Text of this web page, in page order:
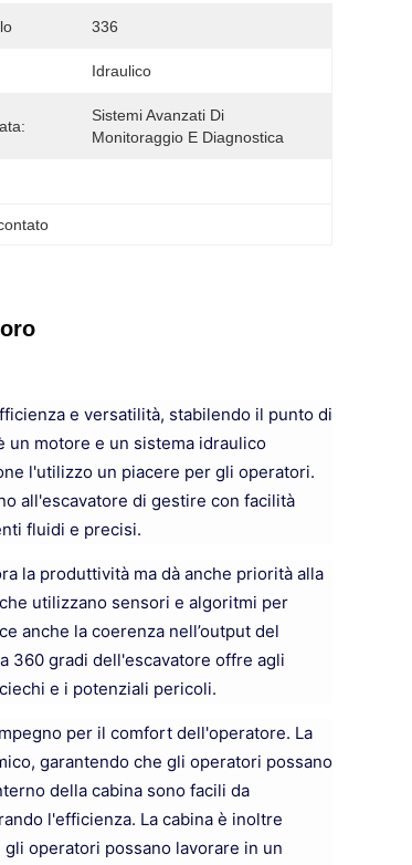
336
Idraulico
Sistemi Avanzati Di
Monitoraggio E Diagnostica
e versatilità, stabilendo il punto di
un motore e un sistema idraulico
l'utilizzo un piacere per gli operatori.
all'escavatore di gestire con facilità
fluidi e precisi.
la produttività ma dà anche priorità alla
utilizzano sensori e algoritmi per
anche la coerenza nell’output del
360 gradi dell'escavatore offre agli
e i potenziali pericoli.
per il comfort dell'operatore. La
garantendo che gli operatori possano
della cabina sono facili da
l'efficienza. La cabina è inoltre
operatori possano lavorare in un